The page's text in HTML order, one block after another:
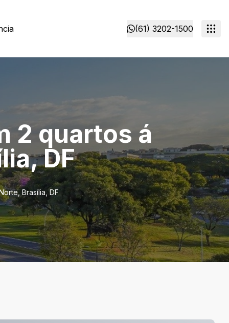
(61) 3202-1500
2 quartos á
DF
Brasília, DF